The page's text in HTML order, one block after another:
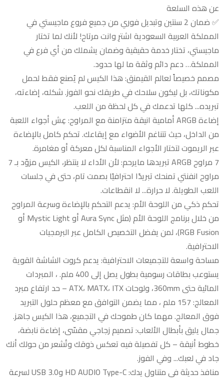
عن هذه السلعة
✅ ضمان 2 سنتين وتبديل فوري من جميع فروع ماجيستي في
المملكة العربية السعودية اشترِ وانت مرتاح! لأنك لما تختار
ماجيستي، تختار خدمة حقيقية وضمان يشملك من أي فرع في
المملكة… دعم دائم وثقة ما لها حدود.
مصمم خصيصاً لعالم القيمنق: هذا الكيس لم يُصنع فقط لحمل
مكوناتك، بل ليكون سلاحك في طريقك نحو الفوز. شكله، إضاءته،
تبريده... كلها تدعمك في كل لحظة من اللعب.
إضاءة ARGB أمامية انيقة متزامنة مع المراوح: عِش أجواء اللعبة
من الداخل، حيث تتناغم الأضواء مع إيقاعك. تحكم كامل بالإضاءة
عبر الريموت لتختار الأجواء المناسبة لكل معركة أو مغامرة.
7 مراوح ARGB تبريدها مايرحم: لأن الأداء لا ينتظر، الكيس مزوّد بـ 7
مراوح انفنتي تمنحك تبريدًا احترافيًا بصمت تام، حتى في جلسات
اللعب الطويلة. لا حرارة... لا انقطاعات.
تحكم ذكي من اللوحة الأم: يدعم التحكم بالإضاءة وسرعة المراوح
من خلال برنامج اللوحة الأم (مثل Aura Sync أو Mystic Light أو
RGB Fusion)، لمن يفضل التخصيص الكامل عبر البرمجيات
الاحترافية.
مساحة واسعة للتجميعات الاحترافية: يدعم كروت الشاشة القوية
يستوعب بطاقات رسومية بطول يصل إلى 400 ملم. ، المبردات
المائية حتى 360mm، ولوحات ATX، MATX، ITX – حد ارتفاع مبرد
المعالج: 157 ملم ، مما يضمن التوافق مع معظم حلول التبريد
فوق المعالج. مهما كان طموحك في التجميع، هذا الكيس جاهز.
جمال يليق بأبطال الألعاب: تصميم زجاجي مقسّى، إضاءة نابضة،
خطوط أنيقة – كل تفصيلة فيه تعكس ذوقك وتُشعر من حولك أنك
جاد في لعبك... وفي الفوز.
منافذ حديثة في متناول يدك: HD AUDIO Type-C وUSB 3.0 لسرعة